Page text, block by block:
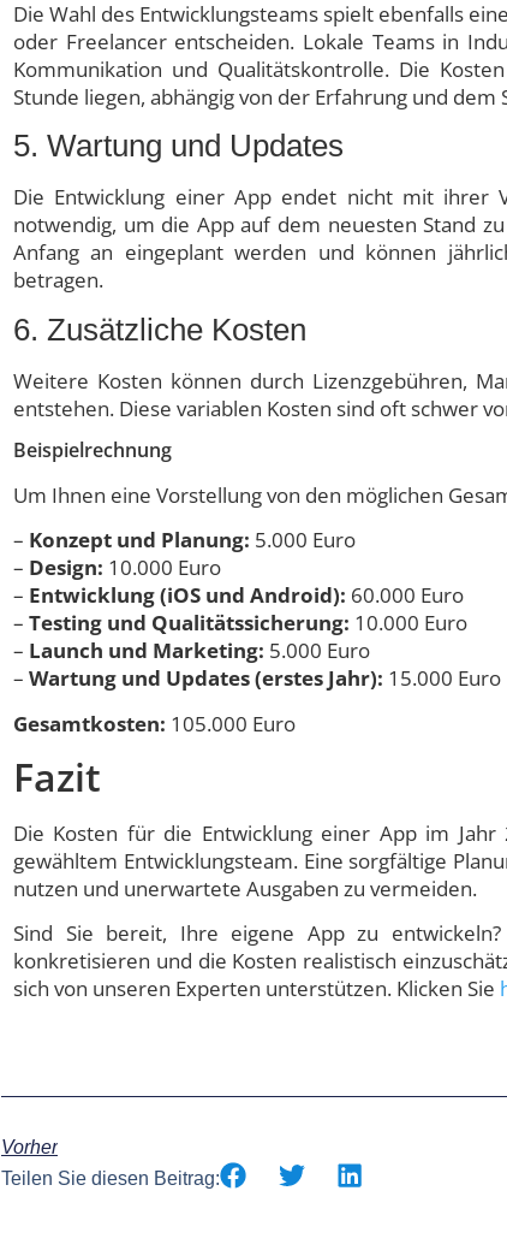
Die Wahl des Entwicklungsteams spielt ebenfalls
oder Freelancer entscheiden. Lokale Teams in
Kommunikation und Qualitätskontrolle. Die
Stunde liegen, abhängig von der Erfahrung und dem
5. Wartung und Updates
Die Entwicklung einer App endet nicht mit ihrer
notwendig, um die App auf dem neuesten Stand
Anfang an eingeplant werden und können
betragen.
6. Zusätzliche Kosten
Weitere Kosten können durch Lizenzgebühren,
entstehen. Diese variablen Kosten sind oft schwer
Beispielrechnung
Um Ihnen eine Vorstellung von den möglichen
– Konzept und Planung: 5.000 Euro
– Design: 10.000 Euro
– Entwicklung (iOS und Android): 60.000 Euro
– Testing und Qualitätssicherung: 10.000 Euro
– Launch und Marketing: 5.000 Euro
– Wartung und Updates (erstes Jahr): 15.000 Euro
Gesamtkosten: 105.000 Euro
Fazit
Die Kosten für die Entwicklung einer App im
gewähltem Entwicklungsteam. Eine sorgfältige
nutzen und unerwartete Ausgaben zu vermeiden.
Sind Sie bereit, Ihre eigene App zu
konkretisieren und die Kosten realistisch
sich von unseren Experten unterstützen. Klicken Sie
Vorher
Teilen Sie diesen Beitrag: